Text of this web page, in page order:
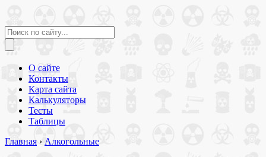
О сайте
Контакты
Карта сайта
Калькуляторы
Тесты
Таблицы
Главная › Алкогольные